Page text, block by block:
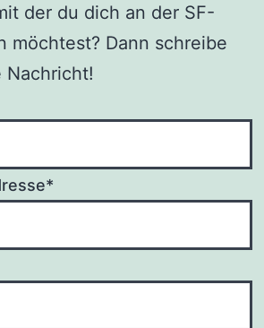
der du dich an der SF-
möchtest? Dann schreibe
Nachricht!